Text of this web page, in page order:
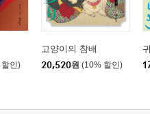
인)
고양이의 참배
20,520원 (10% 할인)